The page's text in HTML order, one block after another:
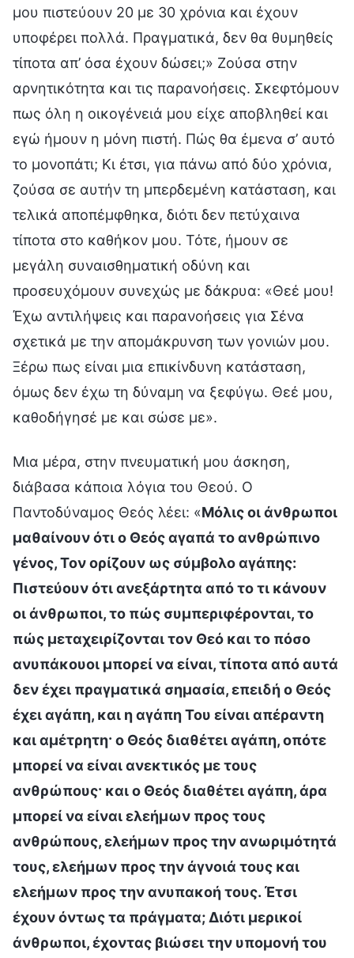
μου πιστεύουν 20 με 30 χρόνια και έχουν
υποφέρει πολλά. Πραγματικά, δεν θα θυμηθείς
τίποτα απ’ όσα έχουν δώσει;» Ζούσα στην
αρνητικότητα και τις παρανοήσεις. Σκεφτόμουν
πως όλη η οικογένειά μου είχε αποβληθεί και
εγώ ήμουν η μόνη πιστή. Πώς θα έμενα σ’ αυτό
το μονοπάτι; Κι έτσι, για πάνω από δύο χρόνια,
ζούσα σε αυτήν τη μπερδεμένη κατάσταση, και
τελικά αποπέμφθηκα, διότι δεν πετύχαινα
τίποτα στο καθήκον μου. Τότε, ήμουν σε
μεγάλη συναισθηματική οδύνη και
προσευχόμουν συνεχώς με δάκρυα: «Θεέ μου!
Έχω αντιλήψεις και παρανοήσεις για Σένα
σχετικά με την απομάκρυνση των γονιών μου.
Ξέρω πως είναι μια επικίνδυνη κατάσταση,
όμως δεν έχω τη δύναμη να ξεφύγω. Θεέ μου,
καθοδήγησέ με και σώσε με».
Μια μέρα, στην πνευματική μου άσκηση,
διάβασα κάποια λόγια του Θεού. Ο
Παντοδύναμος Θεός λέει: «Μόλις οι άνθρωποι
μαθαίνουν ότι ο Θεός αγαπά το ανθρώπινο
γένος, Τον ορίζουν ως σύμβολο αγάπης:
Πιστεύουν ότι ανεξάρτητα από το τι κάνουν
οι άνθρωποι, το πώς συμπεριφέρονται, το
πώς μεταχειρίζονται τον Θεό και το πόσο
ανυπάκουοι μπορεί να είναι, τίποτα από αυτά
δεν έχει πραγματικά σημασία, επειδή ο Θεός
έχει αγάπη, και η αγάπη Του είναι απέραντη
και αμέτρητη· ο Θεός διαθέτει αγάπη, οπότε
μπορεί να είναι ανεκτικός με τους
ανθρώπους· και ο Θεός διαθέτει αγάπη, άρα
μπορεί να είναι ελεήμων προς τους
ανθρώπους, ελεήμων προς την ανωριμότητά
τους, ελεήμων προς την άγνοιά τους και
ελεήμων προς την ανυπακοή τους. Έτσι
έχουν όντως τα πράγματα; Διότι μερικοί
άνθρωποι, έχοντας βιώσει την υπομονή του